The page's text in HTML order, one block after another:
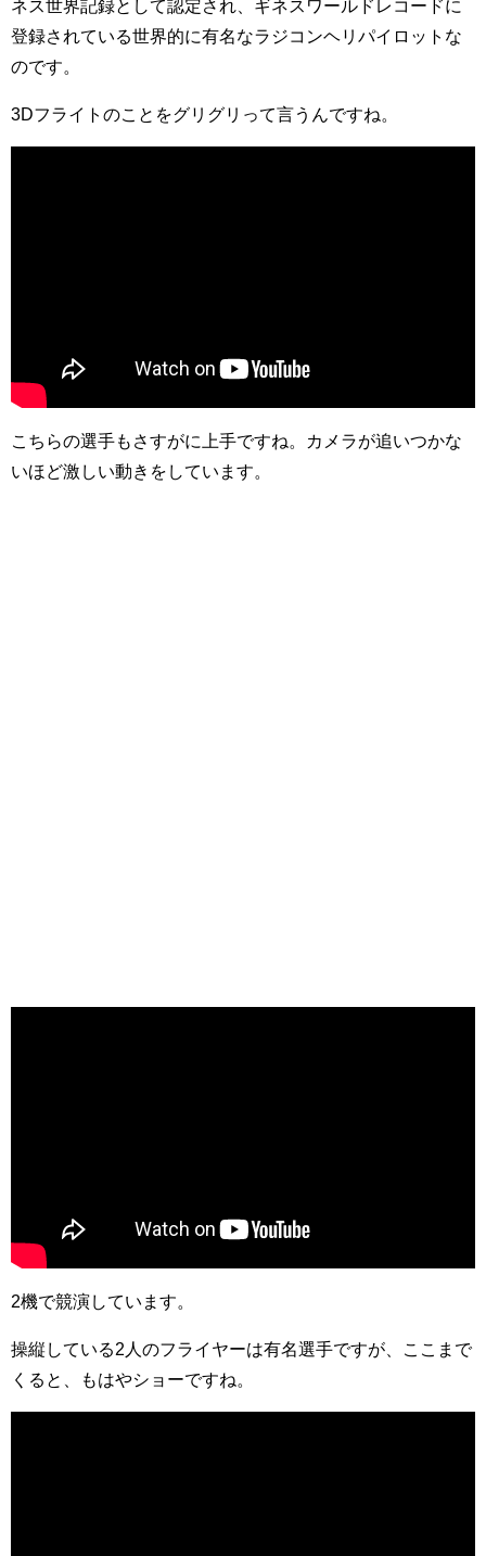
ネス世界記録として認定され、ギネスワールドレコードに
登録されている世界的に有名なラジコンヘリパイロットな
のです。
3Dフライトのことをグリグリって言うんですね。
こちらの選手もさすがに上手ですね。カメラが追いつかな
いほど激しい動きをしています。
2機で競演しています。
操縦している2人のフライヤーは有名選手ですが、ここまで
くると、もはやショーですね。